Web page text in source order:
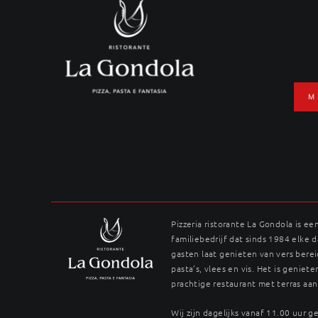
Pizzeria ristorante La Gondola is
familiebedrijf dat sinds 1984 elke
gasten laat genieten van vers
pasta’s, vlees en vis. Het is
prachtige restaurant met terras
Wij zijn dagelijks vanaf 11.00 uur